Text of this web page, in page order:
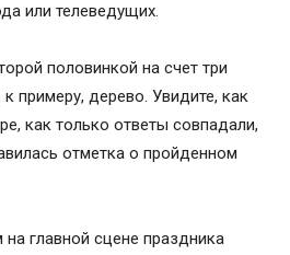
или телеведущих.
половинкой на счет три
примеру, дерево. Увидите, как
как только ответы совпадали,
отметка о пройденном
главной сцене праздника